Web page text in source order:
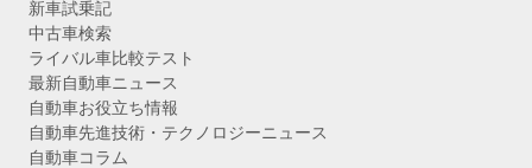
新車試乗記
中古車検索
ライバル車比較テスト
最新自動車ニュース
自動車お役立ち情報
自動車先進技術・テクノロジーニュース
自動車コラム